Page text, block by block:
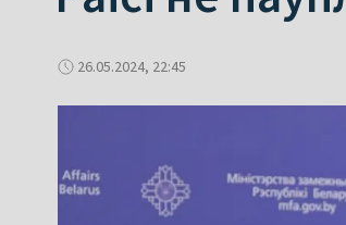
26.05.2024, 22:45